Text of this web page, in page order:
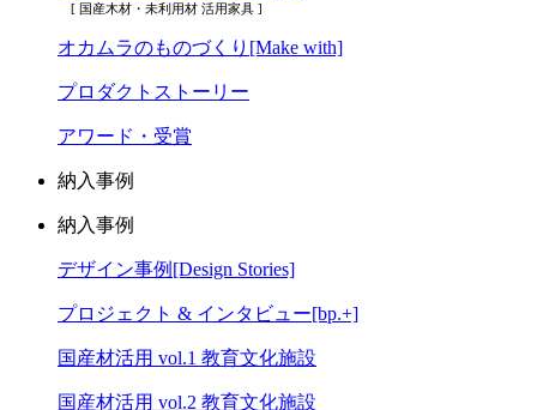
[ 国産木材・未利用材 活用家具 ]
オカムラのものづくり[Make with]
プロダクトストーリー
アワード・受賞
納入事例
納入事例
デザイン事例[Design Stories]
プロジェクト & インタビュー[bp.+]
国産材活用 vol.1 教育文化施設
国産材活用 vol.2 教育文化施設